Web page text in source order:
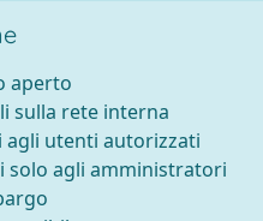
aperto
sulla rete interna
agli utenti autorizzati
solo agli amministratori